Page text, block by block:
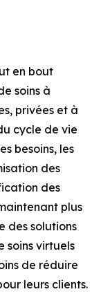
en bout
soins à
privées et à
cycle de vie
besoins, les
des
des
plus
des solutions
soins virtuels
de réduire
leurs clients.